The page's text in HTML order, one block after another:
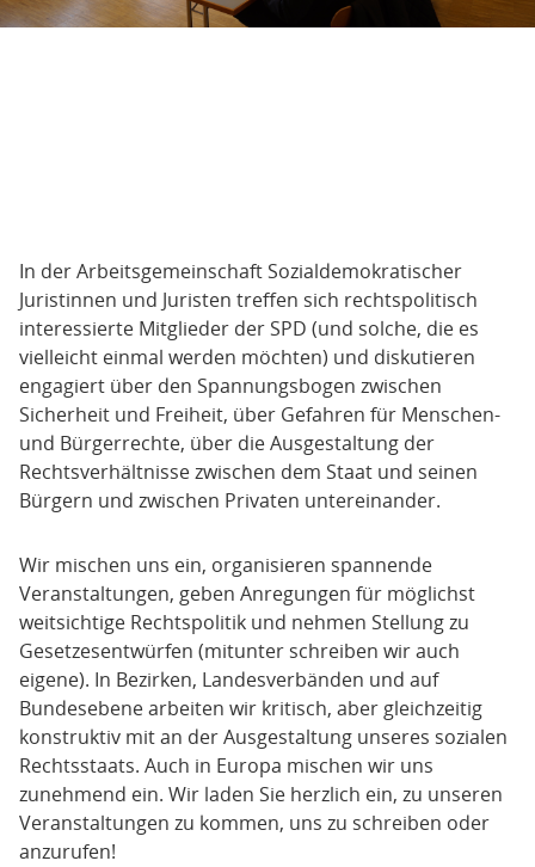
In der Arbeitsgemeinschaft Sozialdemokratischer
Juristinnen und Juristen treffen sich rechtspolitisch
interessierte Mitglieder der SPD (und solche, die es
vielleicht einmal werden möchten) und diskutieren
engagiert über den Spannungsbogen zwischen
Sicherheit und Freiheit, über Gefahren für Menschen-
und Bürgerrechte, über die Ausgestaltung der
Rechtsverhältnisse zwischen dem Staat und seinen
Bürgern und zwischen Privaten untereinander.
Wir mischen uns ein, organisieren spannende
Veranstaltungen, geben Anregungen für möglichst
weitsichtige Rechtspolitik und nehmen Stellung zu
Gesetzesentwürfen (mitunter schreiben wir auch
eigene). In Bezirken, Landesverbänden und auf
Bundesebene arbeiten wir kritisch, aber gleichzeitig
konstruktiv mit an der Ausgestaltung unseres sozialen
Rechtsstaats. Auch in Europa mischen wir uns
zunehmend ein. Wir laden Sie herzlich ein, zu unseren
Veranstaltungen zu kommen, uns zu schreiben oder
anzurufen!